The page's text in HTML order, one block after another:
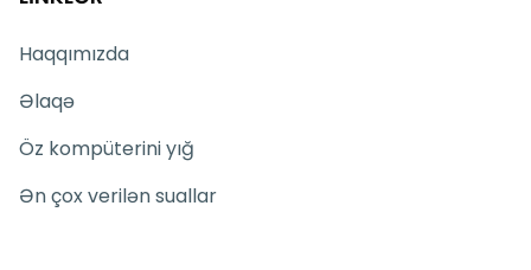
Haqqımızda
Əlaqə
Öz kompüterini yığ
Ən çox verilən suallar